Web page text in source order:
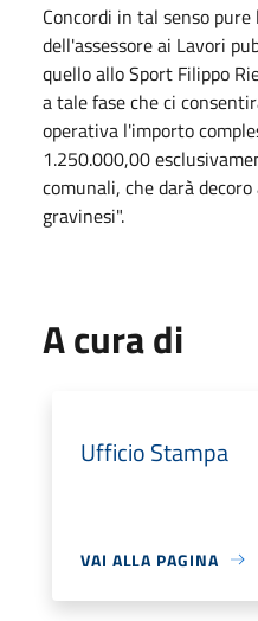
Concordi in tal senso
dell'assessore ai Lavori
quello allo Sport Filippo
a tale fase che ci
operativa l'importo
1.250.000,00
comunali, che darà
gravinesi".
A cura di
Ufficio Stampa
VAI ALLA PAGINA